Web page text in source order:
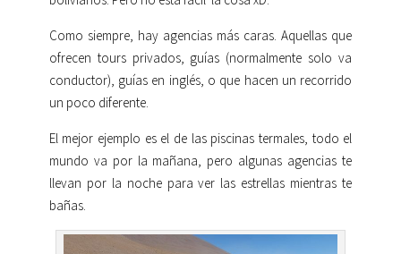
Como siempre, hay agencias más caras. Aquellas que
ofrecen tours privados, guías (normalmente solo va
conductor), guías en inglés, o que hacen un recorrido
un poco diferente.
El mejor ejemplo es el de las piscinas termales, todo el
mundo va por la mañana, pero algunas agencias te
llevan por la noche para ver las estrellas mientras te
bañas.